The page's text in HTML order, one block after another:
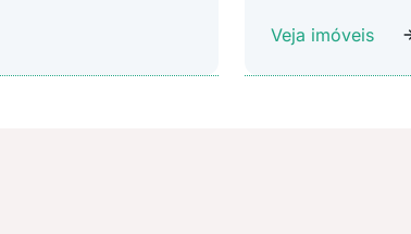
Veja imóveis